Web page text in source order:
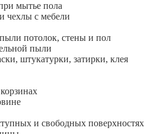
мытье пола
чехлы с мебели
потолок, стены и пол
пыли
штукатурки, затирки, клея
и свободных поверхностях